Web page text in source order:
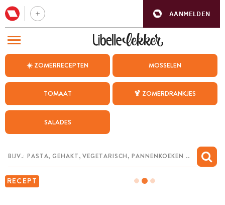
AANMELDEN
☀️ ZOMERRECEPTEN MOSSELEN
TOMAAT 🍹 ZOMERDRANKJES
SALADES
RECEPT
BEZOEK ONZE ANDERE WEBSITES
WEEKMENU
CHAT MET MAIA
MIJN BEWAARDE RECEPTEN